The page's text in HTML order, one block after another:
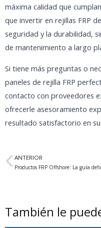
máxima calidad que
que invertir en rejillas FRP
seguridad y la durabilidad,
de mantenimiento a largo
Si tiene más preguntas o
paneles de rejilla FRP
contacto con proveedores
ofrecerle asesoramiento
resultado satisfactorio en
Anterior
ANTERIOR
También le